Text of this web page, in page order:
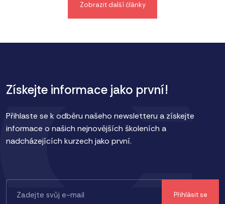
Zobrazit další články
Získejte informace jako první!
Přihlaste se k odběru našeho newsletteru a získejte
informace o našich nejnovějších školeních a
nadcházejících kurzech jako první.